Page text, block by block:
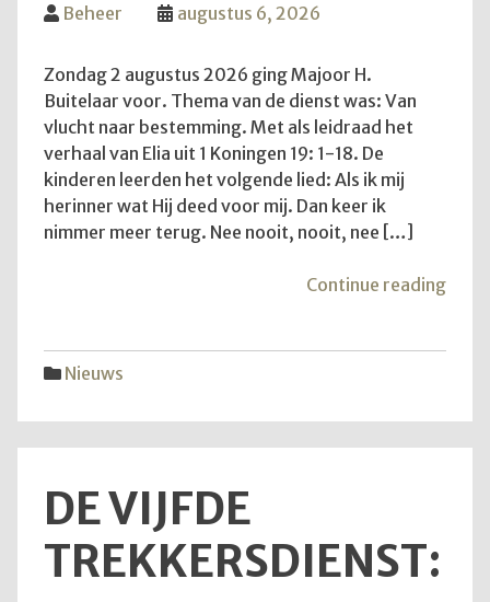
Beheer augustus 6, 2026
Zondag 2 augustus 2026 ging Majoor H.
Buitelaar voor. Thema van de dienst was: Van
vlucht naar bestemming. Met als leidraad het
verhaal van Elia uit 1 Koningen 19: 1-18. De
kinderen leerden het volgende lied: Als ik mij
herinner wat Hij deed voor mij. Dan keer ik
nimmer meer terug. Nee nooit, nooit, nee […]
Continue reading"Van
Nieuws
DE VIJFDE
TREKKERSDIENST: